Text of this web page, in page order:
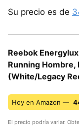
Su precio es de
Reebok
Running
(White/Legacy
Hoy en Amazon —
El precio podría variar.